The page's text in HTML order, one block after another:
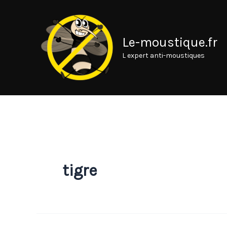
Le-moustique.fr
L expert anti-moustiques
tigre